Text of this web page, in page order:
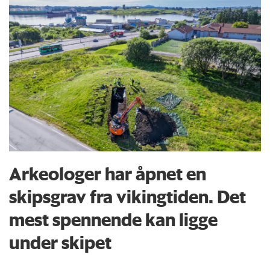
Arkeologer har åpnet en
skipsgrav fra vikingtiden. Det
mest spennende kan ligge
under skipet